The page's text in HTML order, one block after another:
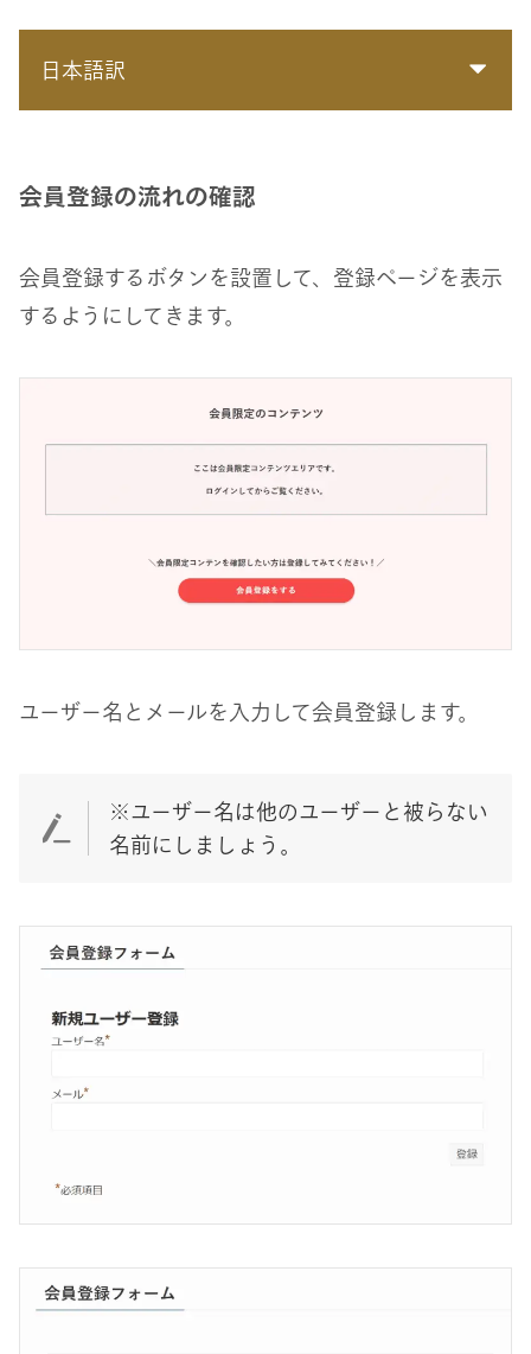
日本語訳
会員登録の流れの確認
会員登録するボタンを設置して、登録ページを表示
するようにしてきます。
ユーザー名とメールを入力して会員登録します。
※ユーザー名は他のユーザーと被らない
名前にしましょう。